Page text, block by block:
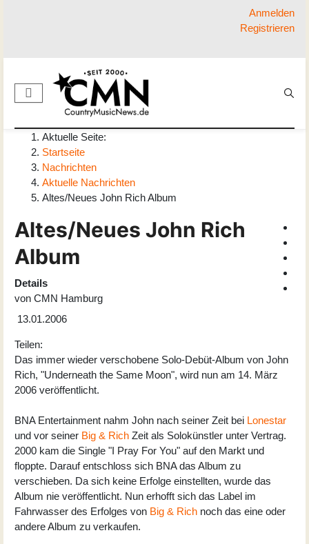
Anmelden
Registrieren
Aktuelle Seite:
Startseite
Nachrichten
Aktuelle Nachrichten
Altes/Neues John Rich Album
Altes/Neues John Rich
Album
Details
von CMN Hamburg
13.01.2006
Teilen:
Das immer wieder verschobene Solo-Debüt-Album von John
Rich, "Underneath the Same Moon", wird nun am 14. März
2006 veröffentlicht.
BNA Entertainment nahm John nach seiner Zeit bei Lonestar
und vor seiner Big & Rich Zeit als Solokünstler unter Vertrag.
2000 kam die Single "I Pray For You" auf den Markt und
floppte. Darauf entschloss sich BNA das Album zu
verschieben. Da sich keine Erfolge einstellten, wurde das
Album nie veröffentlicht. Nun erhofft sich das Label im
Fahrwasser des Erfolges von Big & Rich noch das eine oder
andere Album zu verkaufen.